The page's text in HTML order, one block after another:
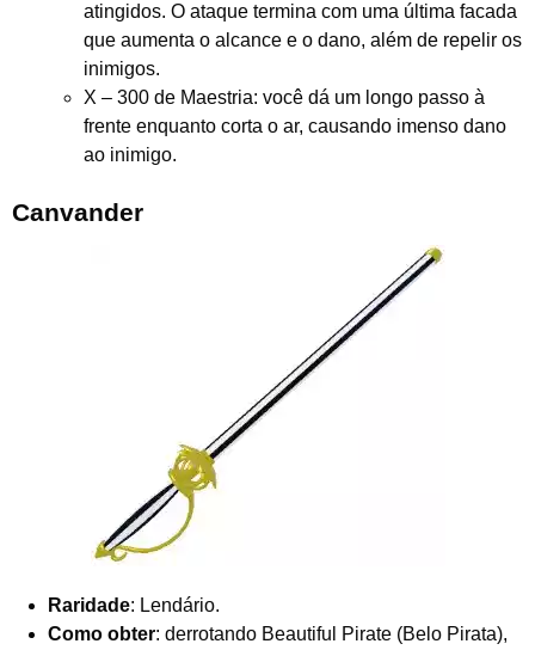
atingidos. O ataque termina com uma última facada
que aumenta o alcance e o dano, além de repelir os
inimigos.
X – 300 de Maestria: você dá um longo passo à
frente enquanto corta o ar, causando imenso dano
ao inimigo.
Canvander
Raridade: Lendário.
Como obter: derrotando Beautiful Pirate (Belo Pirata),